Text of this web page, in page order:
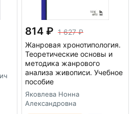
814
1 627
Жанровая хронотипология.
Теоретические основы и
методика жанрового
анализа живописи. Учебное
пособие
Яковлева Нонна
Александровна